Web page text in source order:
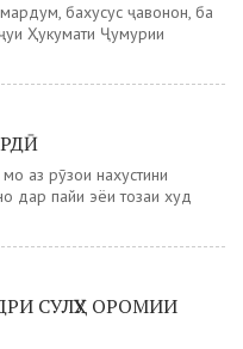
бахусус ҷавонон, ба
Ҳукумати Ҷумҳурии
аз рӯзҳои нахустини
дар пайи эҳёи тозаи худ
СУЛҲУ ОРОМИИ